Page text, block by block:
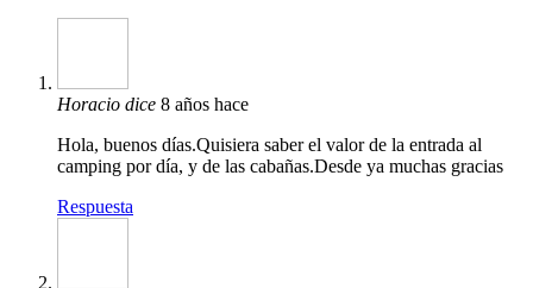
Horacio dice 8 años hace
Hola, buenos días.Quisiera saber el valor de la entrada al
camping por día, y de las cabañas.Desde ya muchas gracias
Respuesta